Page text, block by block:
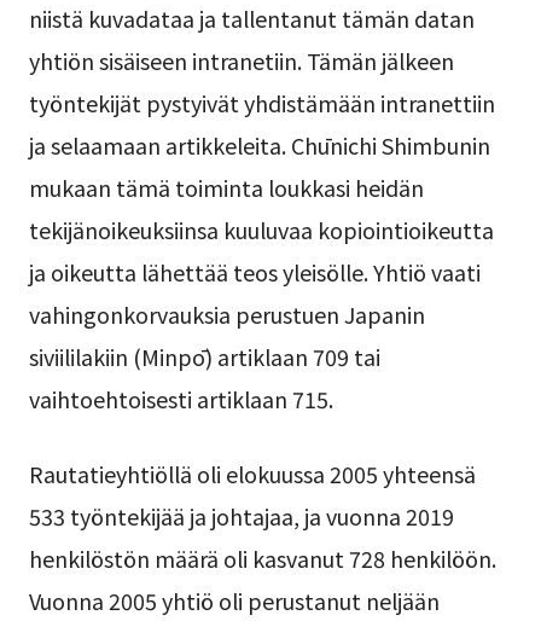
niistä kuvadataa ja tallentanut tämän datan
yhtiön sisäiseen intranetiin. Tämän jälkeen
työntekijät pystyivät yhdistämään intranettiin
ja selaamaan artikkeleita. Chūnichi Shimbunin
mukaan tämä toiminta loukkasi heidän
tekijänoikeuksiinsa kuuluvaa kopiointioikeutta
ja oikeutta lähettää teos yleisölle. Yhtiö vaati
vahingonkorvauksia perustuen Japanin
siviililakiin (Minpō) artiklaan 709 tai
vaihtoehtoisesti artiklaan 715.
Rautatieyhtiöllä oli elokuussa 2005 yhteensä
533 työntekijää ja johtajaa, ja vuonna 2019
henkilöstön määrä oli kasvanut 728 henkilöön.
Vuonna 2005 yhtiö oli perustanut neljään